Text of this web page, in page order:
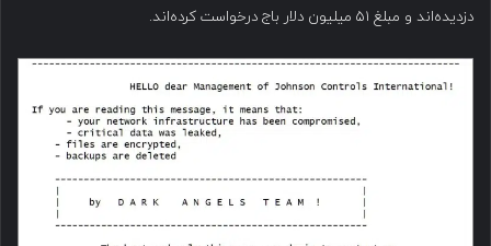
دزدیده‌اند و مبلغ ۵۱ میلیون دلار باج درخواست کرده‌اند.